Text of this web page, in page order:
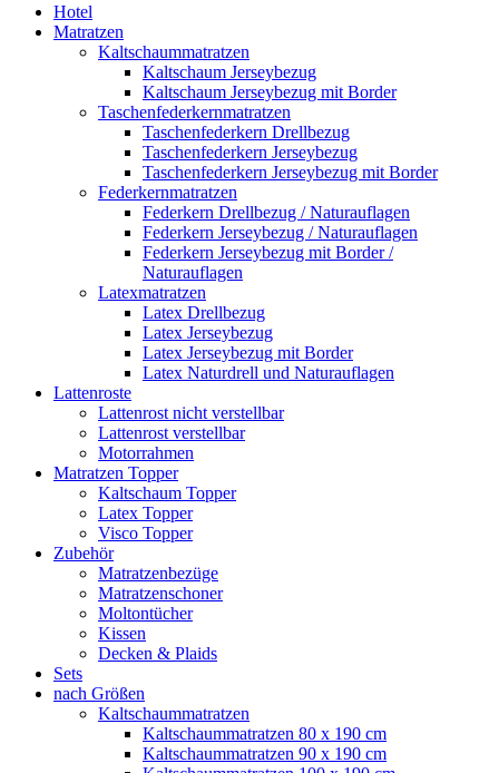
Hotel
Matratzen
Kaltschaummatratzen
Kaltschaum Jerseybezug
Kaltschaum Jerseybezug mit Border
Taschenfederkernmatratzen
Taschenfederkern Drellbezug
Taschenfederkern Jerseybezug
Taschenfederkern Jerseybezug mit Border
Federkernmatratzen
Federkern Drellbezug / Naturauflagen
Federkern Jerseybezug / Naturauflagen
Federkern Jerseybezug mit Border /
Naturauflagen
Latexmatratzen
Latex Drellbezug
Latex Jerseybezug
Latex Jerseybezug mit Border
Latex Naturdrell und Naturauflagen
Lattenroste
Lattenrost nicht verstellbar
Lattenrost verstellbar
Motorrahmen
Matratzen Topper
Kaltschaum Topper
Latex Topper
Visco Topper
Zubehör
Matratzenbezüge
Matratzenschoner
Moltontücher
Kissen
Decken & Plaids
Sets
nach Größen
Kaltschaummatratzen
Kaltschaummatratzen 80 x 190 cm
Kaltschaummatratzen 90 x 190 cm